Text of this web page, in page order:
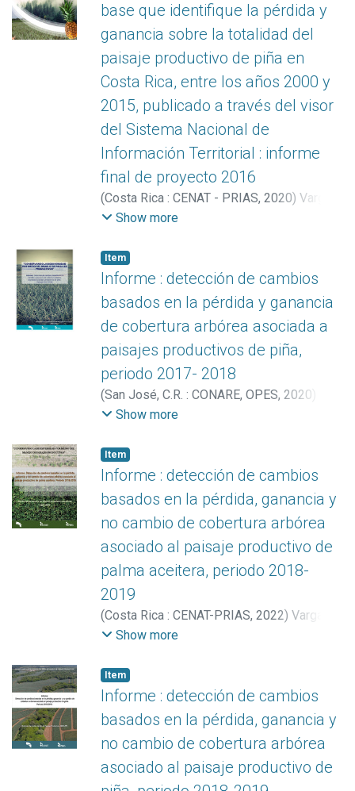
base que identifique la pérdida y
ganancia sobre la totalidad del
paisaje productivo de piña en
Costa Rica, entre los años 2000 y
2015, publicado a través del visor
del Sistema Nacional de
Información Territorial : informe
final de proyecto 2016
(Costa Rica : CENAT - PRIAS, 2020) Vargas
Bolaños, Christian
Ortega Rivera, Marilyn
Show more
Item
Informe : detección de cambios
basados en la pérdida y ganancia
de cobertura arbórea asociada a
paisajes productivos de piña,
periodo 2017- 2018
(San José, C.R. : CONARE, OPES, 2020
Arguedas González, Catalina
Christian
Show more
Item
Informe : detección de cambios
basados en la pérdida, ganancia y
no cambio de cobertura arbórea
asociado al paisaje productivo de
palma aceitera, periodo 2018-
2019
(Costa Rica : CENAT-PRIAS, 2022) Vargas
Solano, Yerlin;
Cornelia
Show more
Item
Informe : detección de cambios
basados en la pérdida, ganancia y
no cambio de cobertura arbórea
asociado al paisaje productivo de